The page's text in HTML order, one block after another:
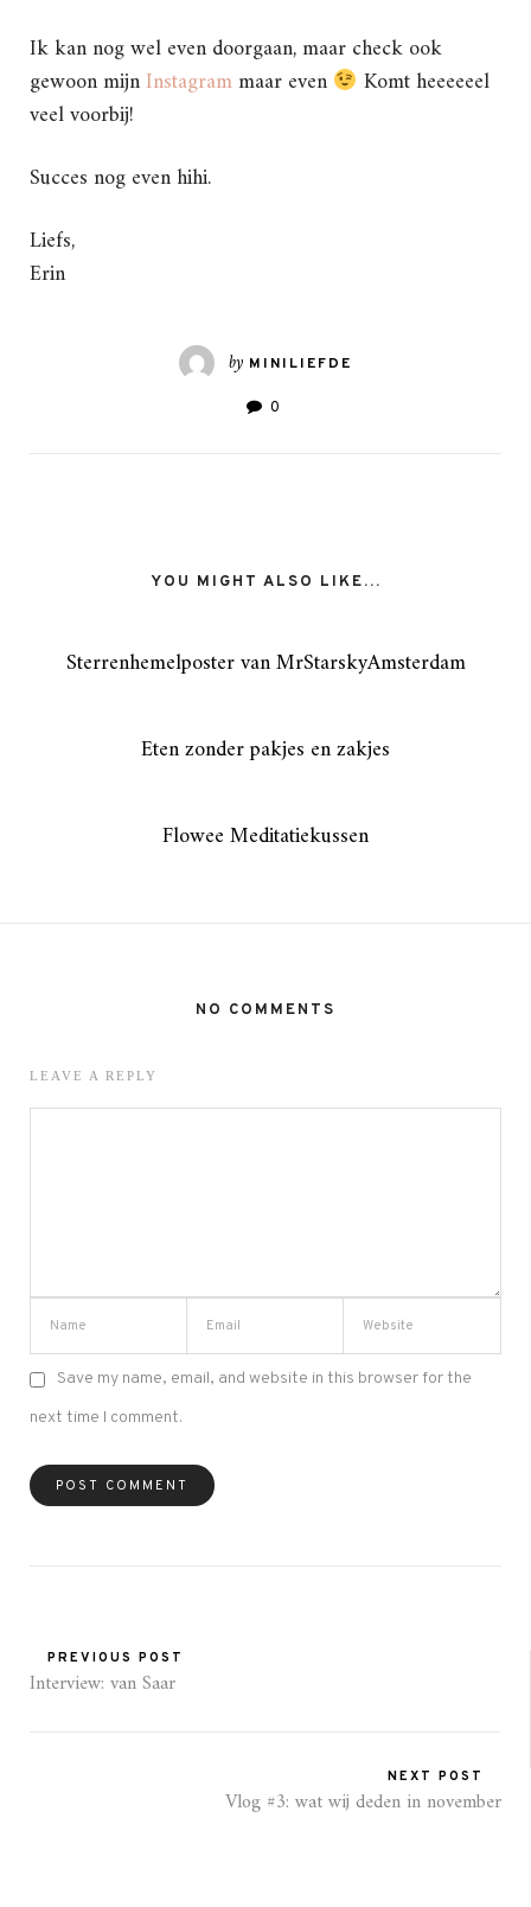
Ik kan nog wel even doorgaan, maar check ook
gewoon mijnInstagrammaar even
Komt heeeeeel
veel voorbij!
Succes nog even hihi.
Liefs,
Erin
by MINILIEFDE
0
YOU MIGHT ALSO LIKE...
Sterrenhemelposter van MrStarskyAmsterdam
Eten zonder pakjes en zakjes
Flowee Meditatiekussen
NO COMMENTS
LEAVE A REPLY
Save my name, email, and website in this browser for the
next time I comment.
PREVIOUS POST
Interview: van Saar
NEXT POST
Vlog #3: wat wij deden in november